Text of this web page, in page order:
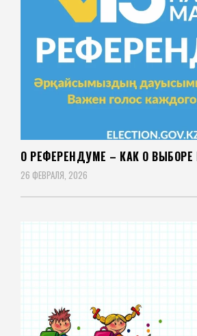
О РЕФЕРЕНДУМЕ – КАК О
26 ФЕВРАЛЯ, 2026